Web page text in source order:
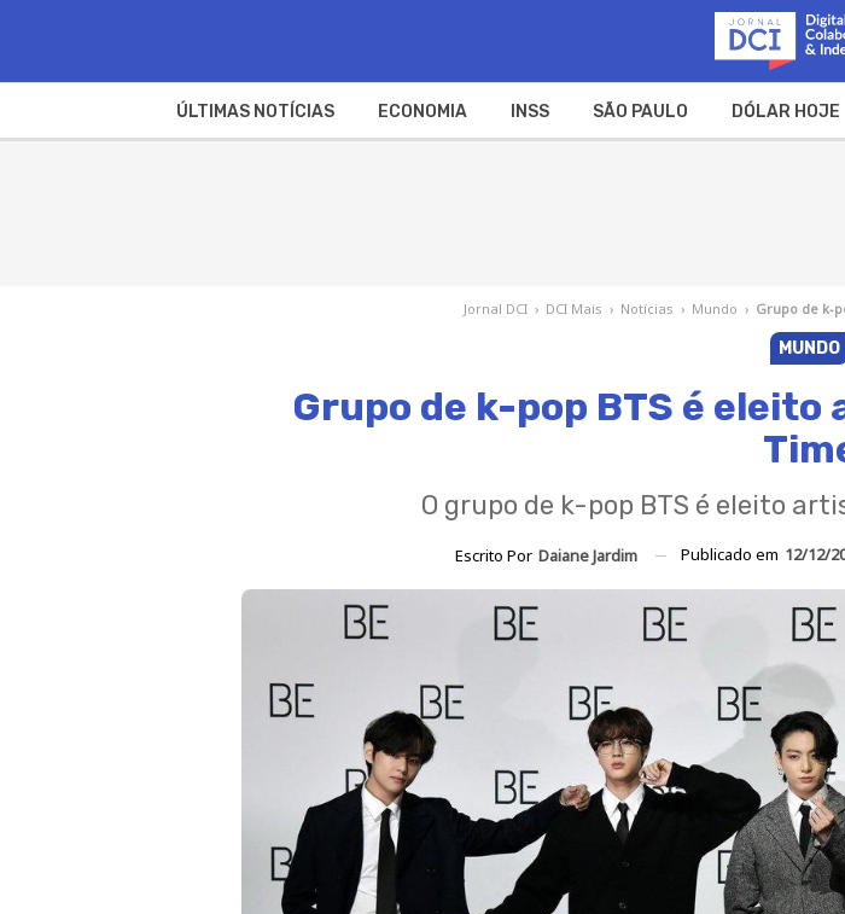
ÚLTIMAS NOTÍCIAS ECONOMIA INSS SÃO PAULO DÓLAR HOJE
Jornal DCI › DCI Mais › Notícias › Mundo › Grupo de k-
MUNDO
Grupo de k-pop BTS é
O grupo de k-pop BTS é eleito
Escrito Por Daiane Jardim Publicado em 12/12/